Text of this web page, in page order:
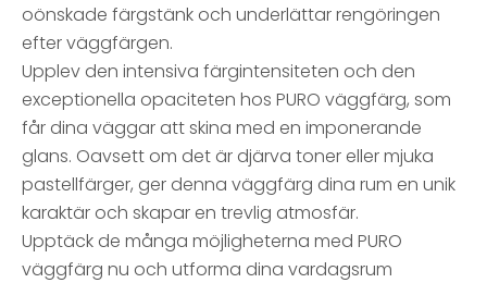
oönskade färgstänk och underlättar rengöringen
efter väggfärgen.
Upplev den intensiva färgintensiteten och den
exceptionella opaciteten hos PURO väggfärg, som
får dina väggar att skina med en imponerande
glans. Oavsett om det är djärva toner eller mjuka
pastellfärger, ger denna väggfärg dina rum en unik
karaktär och skapar en trevlig atmosfär.
Upptäck de många möjligheterna med PURO
väggfärg nu och utforma dina vardagsrum